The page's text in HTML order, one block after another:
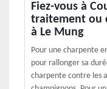
Fiez-vous à
traitement ou
à Le Mung
Pour une charpente
pour rallonger sa
charpente contre les